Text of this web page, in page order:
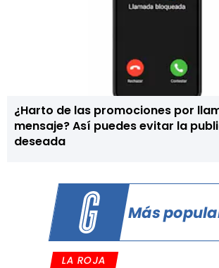
¿Harto de las promociones por
mensaje? Así puedes evitar la
deseada
Más
LA ROJA